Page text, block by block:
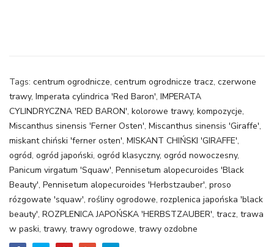
Tags: centrum ogrodnicze, centrum ogrodnicze tracz, czerwone
trawy, Imperata cylindrica 'Red Baron', IMPERATA
CYLINDRYCZNA 'RED BARON', kolorowe trawy, kompozycje,
Miscanthus sinensis 'Ferner Osten', Miscanthus sinensis 'Giraffe',
miskant chiński 'ferner osten', MISKANT CHIŃSKI 'GIRAFFE',
ogród, ogród japoński, ogród klasyczny, ogród nowoczesny,
Panicum virgatum 'Squaw', Pennisetum alopecuroides 'Black
Beauty', Pennisetum alopecuroides 'Herbstzauber', proso
rózgowate 'squaw', rośliny ogrodowe, rozplenica japońska 'black
beauty', ROZPLENICA JAPOŃSKA 'HERBSTZAUBER', tracz, trawa
w paski, trawy, trawy ogrodowe, trawy ozdobne